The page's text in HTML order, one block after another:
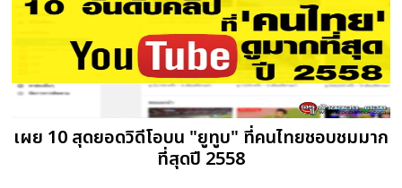
เผย 10 สุดยอดวิดีโอบน "ยูทูบ" ที่คนไทยชอบชมมาก
ที่สุดปี 2558